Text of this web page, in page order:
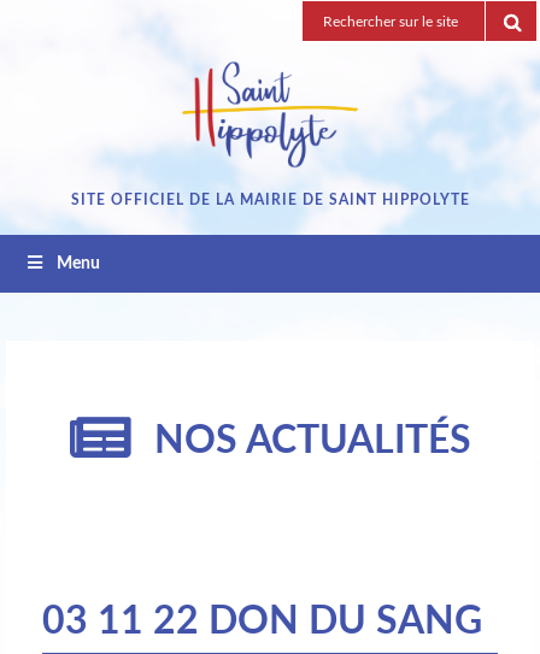
Recherche
pour
SITE OFFICIEL DE LA MAIRIE DE SAINT HIPPOLYTE
Menu
NOS ACTUALITÉS
03 11 22 DON DU SANG